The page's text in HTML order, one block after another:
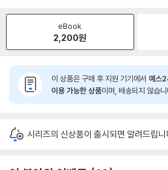
eBook
2,200원
이 상품은 구매 후 지원 기기에서 예스
이용 가능한 상품이며, 배송되지 않습니
시리즈의 신상품이 출시되면 알려드립니